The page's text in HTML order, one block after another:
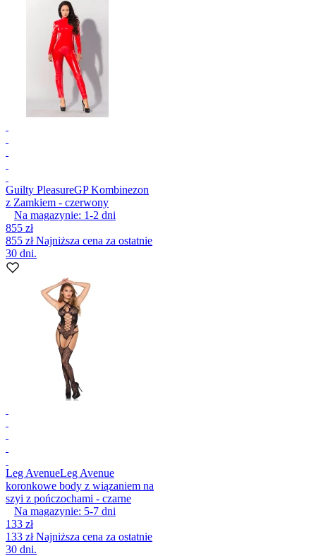
Guilty PleasureGP Kombinezon
z Zamkiem - czerwony
Na magazynie: 1-2 dni
855 zł
855 złNajniższa cena za ostatnie
30 dni.
Leg AvenueLeg Avenue
koronkowe body z wiązaniem na
szyi z pończochami - czarne
Na magazynie: 5-7 dni
133 zł
133 złNajniższa cena za ostatnie
30 dni.